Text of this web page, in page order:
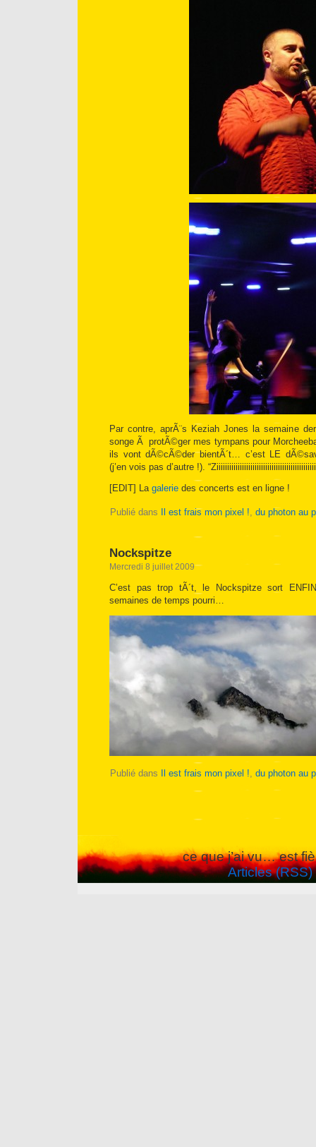
Par contre, aprÃ¨s Keziah Jones la semaine
songe Ã protÃ©ger mes tympans pour
ils vont dÃ©cÃ©der bientÃ´t… c’est LE
(j’en vois pas d’autre !).
[EDIT] La galerie des concerts est en ligne !
Publié dans Il est frais mon pixel !, du photon au
Nockspitze
Mercredi 8 juillet 2009
C’est pas trop tÃ´t, le Nockspitze sort
semaines de temps pourri…
Publié dans Il est frais mon pixel !, du photon au
ce que j’ai vu… est
Articles (RSS)